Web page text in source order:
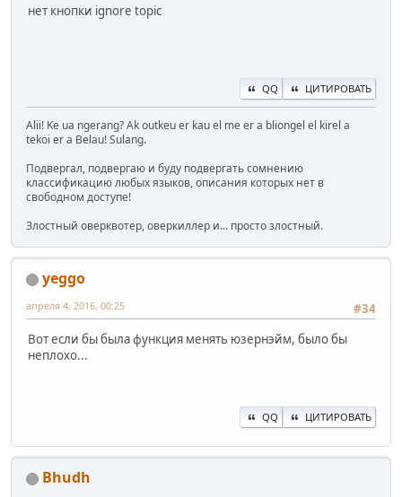
нет кнопки ignore topic
QQ ЦИТИРОВАТЬ
Alii! Ke ua ngerang? Ak outkeu er kau el me er a bliongel el kirel a
tekoi er a Belau! Sulang.
Подвергал, подвергаю и буду подвергать сомнению
классификацию любых языков, описания которых нет в
свободном доступе!
Злостный оверквотер, оверкиллер и... просто злостный.
yeggo
#34
апреля 4, 2016, 00:25
Вот если бы была функция менять юзернэйм, было бы
неплохо...
QQ ЦИТИРОВАТЬ
Bhudh